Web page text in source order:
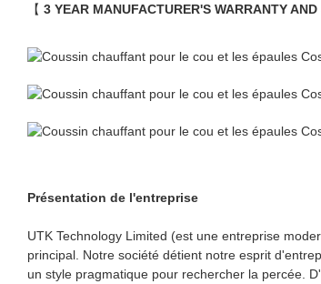
【 3 YEAR MANUFACTURER'S WARRANTY
Présentation de l'entreprise
UTK Technology Limited (est une entreprise
principal. Notre société détient notre esprit
un style pragmatique pour rechercher la percée.